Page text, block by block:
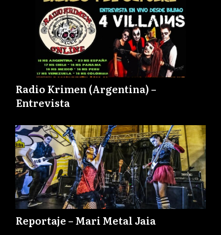
Radio Krimen (Argentina) –
Entrevista
Reportaje – Mari Metal Jaia